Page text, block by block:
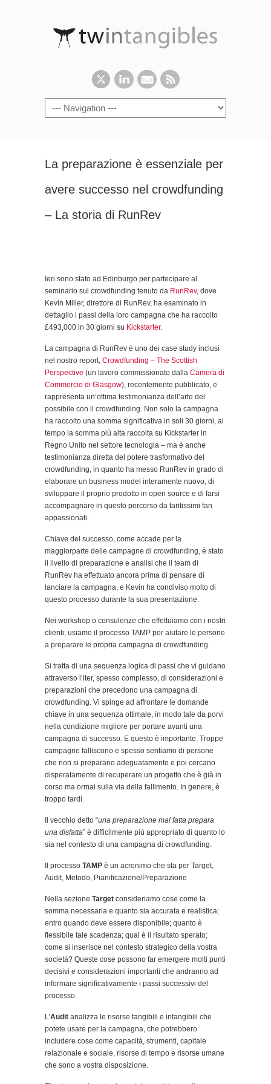
La preparazione è essenziale per
avere successo nel crowdfunding
– La storia di RunRev
Ieri sono stato ad Edinburgo per partecipare al
seminario sul crowdfunding tenuto da RunRev, dove
Kevin Miller, direttore di RunRev, ha esaminato in
dettaglio i passi della loro campagna che ha raccolto
£493,000 in 30 giorni su Kickstarter.
La campagna di RunRev è uno dei case study inclusi
nel nostro report, Crowdfunding – The Scottish
Perspective (un lavoro commissionato dalla Camera di
Commercio di Glasgow), recentemente pubblicato, e
rappresenta un’ottima testimonianza dell’arte del
possibile con il crowdfunding. Non solo la campagna
ha raccolto una somma significativa in soli 30 giorni, al
tempo la somma più alta raccolta su Kickstarter in
Regno Unito nel settore tecnologia – ma è anche
testimonianza diretta del potere trasformativo del
crowdfunding, in quanto ha messo RunRev in grado di
elaborare un business model interamente nuovo, di
sviluppare il proprio prodotto in open source e di farsi
accompagnare in questo percorso da tantissimi fan
appassionati.
Chiave del successo, come accade per la
maggiorparte delle campagne di crowdfunding, è stato
il livello di preparazione e analisi che il team di
RunRev ha effettuato ancora prima di pensare di
lanciare la campagna, e Kevin ha condiviso molto di
questo processo durante la sua presentazione.
Nei workshop o consulenze che effettuiamo con i nostri
clienti, usiamo il processo TAMP per aiutare le persone
a preparare le propria campagna di crowdfunding.
Si tratta di una sequenza logica di passi che vi guidano
attraverso l’iter, spesso complesso, di considerazioni e
preparazioni che precedono una campagna di
crowdfunding. Vi spinge ad affrontare le domande
chiave in una sequenza ottimale, in modo tale da porvi
nella condizione migliore per portare avanti una
campagna di successo. E questo è importante. Troppe
campagne falliscono e spesso sentiamo di persone
che non si preparano adeguatamente e poi cercano
disperatamente di recuperare un progetto che è già in
corso ma ormai sulla via della fallimento. In genere, è
troppo tardi.
Il vecchio detto “una preparazione mal fatta prepara
una disfatta” è difficilmente più appropriato di quanto lo
sia nel contesto di una campagna di crowdfunding.
Il processo TAMP è un acronimo che sta per Target,
Audit, Metodo, Pianificazione/Preparazione
Nella sezione Target consideriamo cose come la
somma necessaria e quanto sia accurata e realistica;
entro quando deve essere disponibile; quanto è
flessibile tale scadenza; qual è il risultato sperato;
come si inserisce nel contesto strategico della vostra
società? Queste cose possono far emergere molti punti
decisivi e considerazioni importanti che andranno ad
informare significativamente i passi successivi del
processo.
L’Audit analizza le risorse tangibili e intangibili che
potete usare per la campagna, che potrebbero
includere cose come capacità, strumenti, capitale
relazionale e sociale, risorse di tempo e risorse umane
che sono a vostra disposizione.